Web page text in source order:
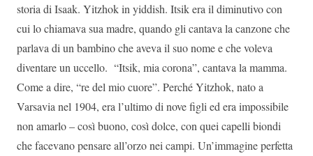
storia di Isaak. Yitzhok in yiddish. Itsik era il diminutivo con
cui lo chiamava sua madre, quando gli cantava la canzone che
parlava di un bambino che aveva il suo nome e che voleva
diventare un uccello. “Itsik, mia corona”, cantava la mamma.
Come a dire, “re del mio cuore”. Perché Yitzhok, nato a
Varsavia nel 1904, era l’ultimo di nove figli ed era impossibile
non amarlo – così buono, così dolce, con quei capelli biondi
che facevano pensare all’orzo nei campi. Un’immagine perfetta